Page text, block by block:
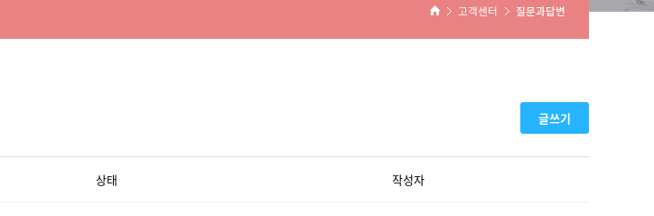
고객센터 질문과답변
글쓰기
상태 작성자